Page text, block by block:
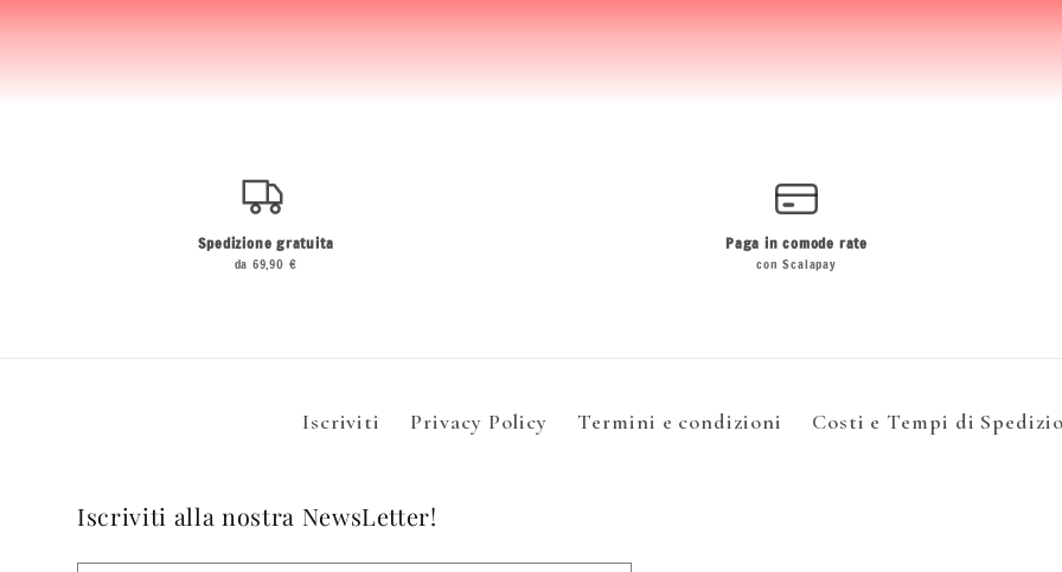
Spedizione gratuita
da 69,90 €
Paga in comode rate
con Scalapay
Iscriviti Privacy Policy Termini e condizioni Costi e Tempi di
Iscriviti alla nostra NewsLetter!